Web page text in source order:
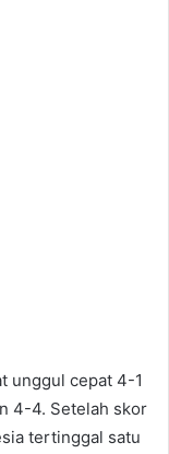
unggul cepat 4-1
4-4. Setelah skor
tertinggal satu